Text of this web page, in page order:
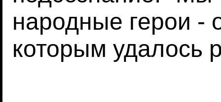
народные герои
которым удалось